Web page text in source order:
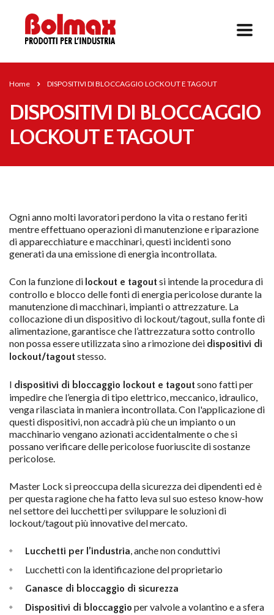
Home DISPOSITIVI DI BLOCCAGGIO LOCKOUT E TAGOUT
DISPOSITIVI DI BLOCCAGGIO
LOCKOUT E TAGOUT
Ogni anno molti lavoratori perdono la vita o restano feriti
mentre effettuano operazioni di manutenzione e riparazione
di apparecchiature e macchinari, questi incidenti sono
generati da una emissione di energia incontrollata.
Con la funzione di lockout e tagoutsi intende la procedura di
controllo e blocco delle fonti di energia pericolose durante la
manutenzione di macchinari, impianti o attrezzature. La
collocazione di un dispositivo di lockout/tagout, sulla fonte di
alimentazione, garantisce che l’attrezzatura sotto controllo
non possa essere utilizzata sino a rimozione dei dispositivi di
lockout/tagoutstesso.
I dispositivi di bloccaggio lockout e tagoutsono fatti per
impedire che l’energia di tipo elettrico, meccanico, idraulico,
venga rilasciata in maniera incontrollata. Con l'applicazione di
questi dispositivi, non accadrà più che un impianto o un
macchinario vengano azionati accidentalmente o che si
possano verificare delle pericolose fuoriuscite di sostanze
pericolose.
Master Lock si preoccupa della sicurezza dei dipendenti ed è
per questa ragione che ha fatto leva sul suo esteso know-how
nel settore dei lucchetti per sviluppare le soluzioni di
lockout/tagout più innovative del mercato.
Lucchetti per l’industria, anche non conduttivi
Lucchetti con la identificazione del proprietario
Ganasce di bloccaggio di sicurezza
Dispositivi di bloccaggio per valvole a volantino e a sfera